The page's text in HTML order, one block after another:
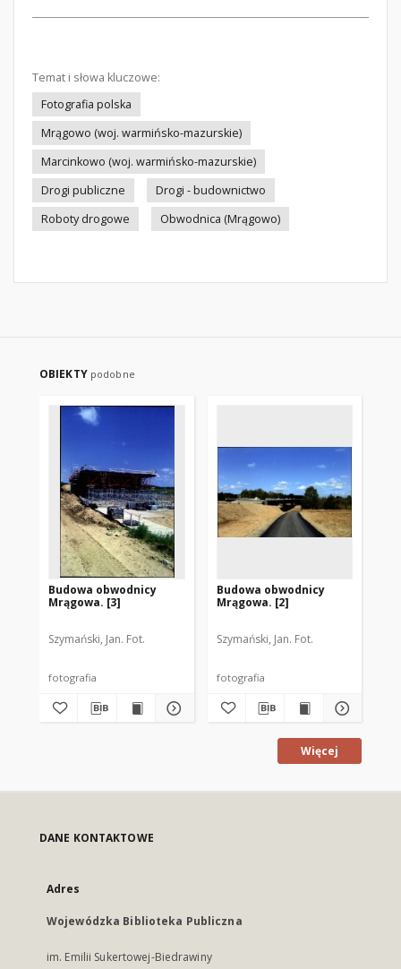
Temat i słowa kluczowe:
Fotografia polska
Mrągowo (woj. warmińsko-mazurskie)
Marcinkowo (woj. warmińsko-mazurskie)
Drogi publiczne
Drogi - budownictwo
Roboty drogowe
Obwodnica (Mrągowo)
OBIEKTY podobne
Budowa obwodnicy
Mrągowa. [3]
Szymański, Jan. Fot.
fotografia
Budowa obwodnicy
Mrągowa. [2]
Szymański, Jan. Fot.
fotografia
Więcej
DANE KONTAKTOWE
Adres
Wojewódzka Biblioteka Publiczna
im. Emilii Sukertowej-Biedrawiny